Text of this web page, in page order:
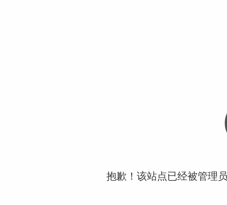
抱歉！该站点已经被管理